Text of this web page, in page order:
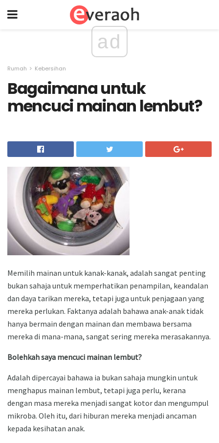
ad
Rumah Kebersihan
Bagaimana untuk
mencuci mainan lembut?
Memilih mainan untuk kanak-kanak, adalah sangat penting
bukan sahaja untuk memperhatikan penampilan, keandalan
dan daya tarikan mereka, tetapi juga untuk penjagaan yang
mereka perlukan. Faktanya adalah bahawa anak-anak tidak
hanya bermain dengan mainan dan membawa bersama
mereka di mana-mana, sangat sering mereka merasakannya.
Bolehkah saya mencuci mainan lembut?
Adalah dipercayai bahawa ia bukan sahaja mungkin untuk
menghapus mainan lembut, tetapi juga perlu, kerana
dengan masa mereka menjadi sangat kotor dan mengumpul
mikroba. Oleh itu, dari hiburan mereka menjadi ancaman
kepada kesihatan anak.